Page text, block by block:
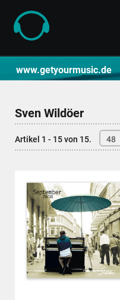
www.getyourmusic.de
Sven Wildöer
Artikel 1 - 15 von 15. 48